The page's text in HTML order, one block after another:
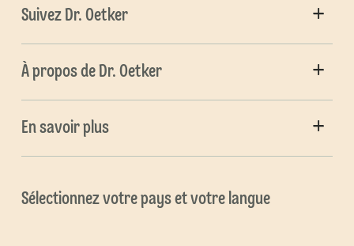
Suivez Dr. Oetker
À propos de Dr. Oetker
En savoir plus
Sélectionnez votre pays et votre langue